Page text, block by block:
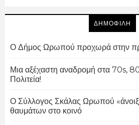
ΔΗΜΟΦΙΛΗ
Ο Δήμος Ωρωπού προχωρά στην
Μια αξέχαστη αναδρομή στα 70s,
Πολιτεία!
Ο Σύλλογος Σκάλας Ωρωπού
θαυμάτων στο κοινό